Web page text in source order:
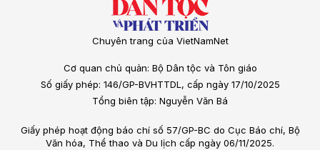
Chuyên trang của VietNamNet
Cơ quan chủ quản: Bộ Dân tộc và Tôn giáo
Số giấy phép: 146/GP-BVHTTDL, cấp ngày 17/10/2025
Tổng biên tập: Nguyễn Văn Bá
Giấy phép hoạt động báo chí số 57/GP-BC do Cục Báo chí, Bộ
Văn hóa, Thể thao và Du lịch cấp ngày 06/11/2025.